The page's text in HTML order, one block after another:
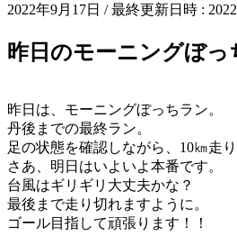
2022年9月17日 / 最終更新日時 :
昨日のモーニングぼっ
昨日は、モーニングぼっちラン。
丹後までの最終ラン。
足の状態を確認しながら、10㎞走り
さあ、明日はいよいよ本番です。
台風はギリギリ大丈夫かな？
最後まで走り切れますように。
ゴール目指して頑張ります！！